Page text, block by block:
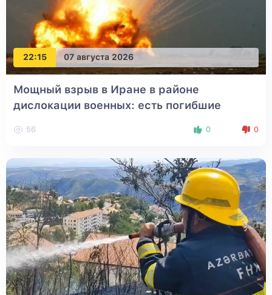
22:15 07 августа 2026
Мощный взрыв в Иране в районе
дислокации военных: есть погибшие
56 0 0